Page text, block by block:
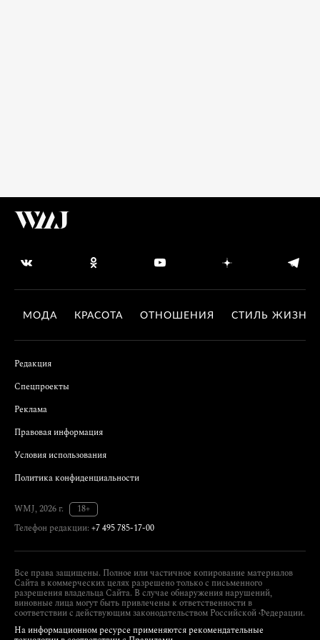
МОДА КРАСОТА ОТНОШЕНИЯ СТИЛЬ ЖИЗНИ
Редакция
Спецпроекты
Реклама
Правовая информация
Условия использования
Политика конфиденциальности
WMJ, 2026 г.
18+
Телефон редакции: +7 495 785-17-00
Все права защищены. Полное или частичное копирование материалов
Сайта в коммерческих целях разрешено только с письменного
разрешения владельца Сайта. В случае обнаружения нарушений,
виновные лица могут быть привлечены к ответственности в
соответствии с действующим законодательством Российской Федерации.
На информационном ресурсе применяются рекомендательные